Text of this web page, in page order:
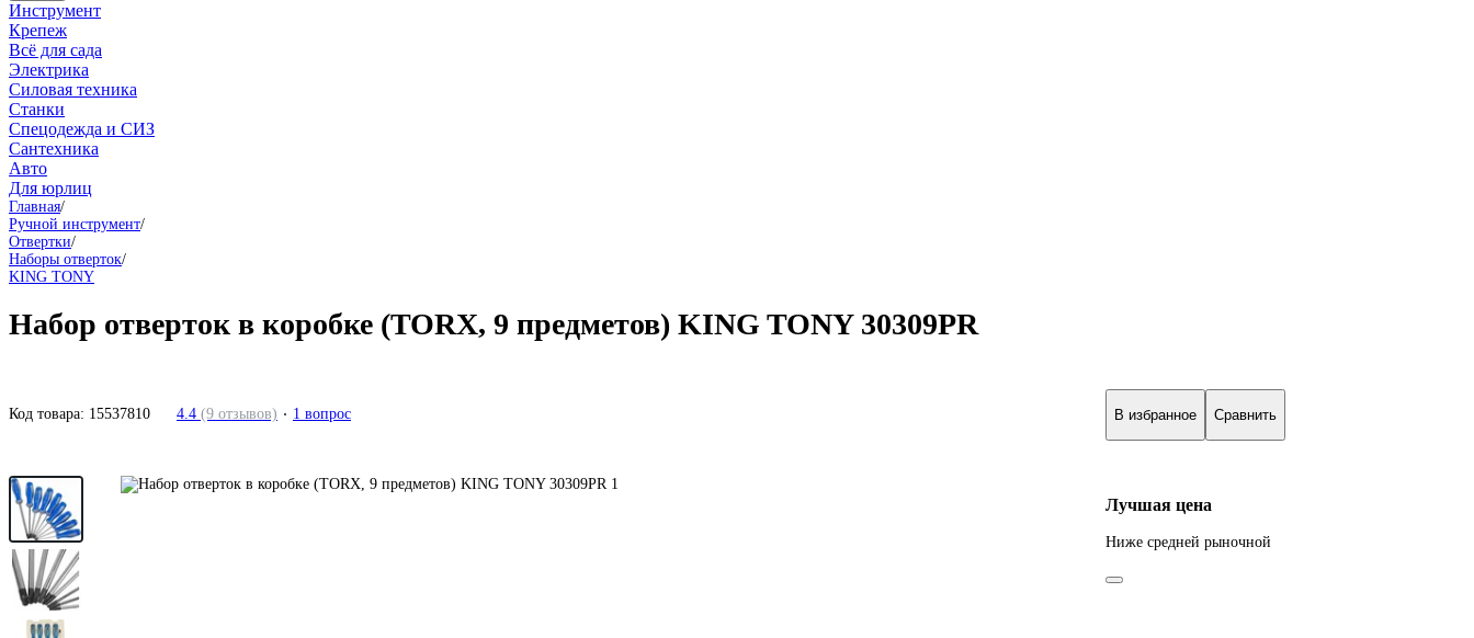
Инструмент
Крепеж
Всё для сада
Электрика
Силовая техника
Станки
Спецодежда и СИЗ
Сантехника
Авто
Для юрлиц
Главная/
Ручной инструмент/
Отвертки/
Наборы отверток/
KING TONY
Набор отверток в коробке (TORX, 9 предметов) KING TONY 30309PR
Код товара: 15537810 4.4 (9 отзывов) 1 вопрос В избранное Сравнить
Лучшая цена
Ниже средней рыночной